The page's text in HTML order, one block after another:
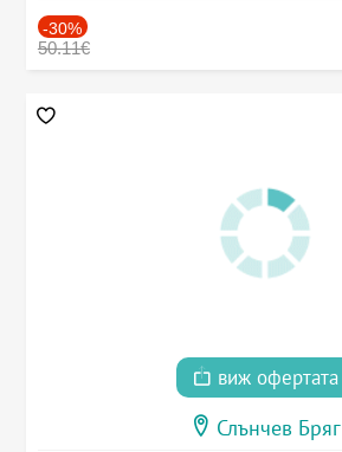
-30%
50.11€
виж офертата
Слънчев Бряг